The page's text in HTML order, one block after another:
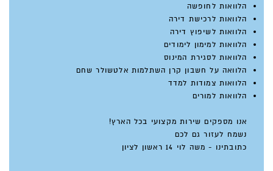
הלוואות לחופשה
הלוואות לרכישת דירה
הלוואות לשיפוץ דירה
הלוואות למימון לימודים
הלוואות לסגירת המינוס
הלוואה על חשבון קרן השתלמות אלטשולר שחם
הלוואות צמודות למדד
הלוואות למורים
אנו מספקים שירות מקצועי בכל הארץ!
נשמח לעזור גם לכם
כתובתינו - משה לוי 14 ראשון לציון